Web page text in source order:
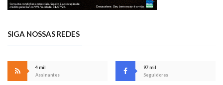
SIGA NOSSAS REDES
4 mil
Assinantes
97 mil
Seguidores